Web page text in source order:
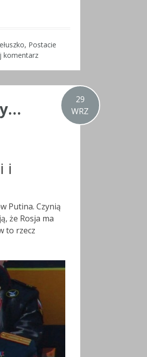
, Postacie
komentarz
29
WRZ
i
Putina. Czynią
że Rosja ma
to rzecz